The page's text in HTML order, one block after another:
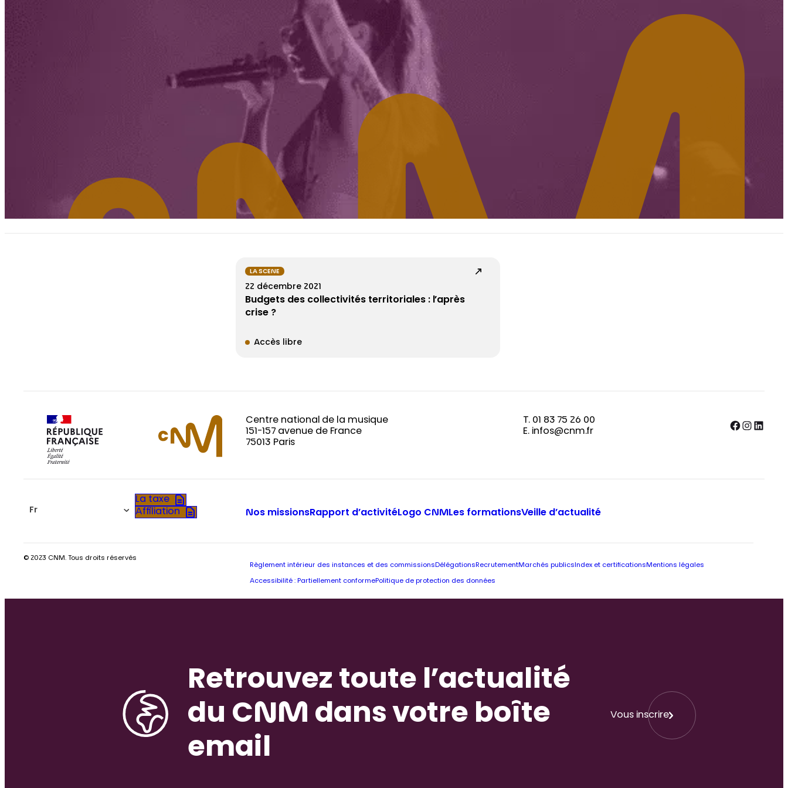
LA SCENE
22 décembre 2021
Budgets des collectivités territoriales : l’après
crise ?
Accès libre
Centre national de la musique
151-157 avenue de France
75013 Paris
T. 01 83 75 26 00
E. infos@cnm.fr
Facebook InstagramLinkedIn
Fr
La taxe
Affiliation
Nos missionsRapport d’activitéLogo CNMLes formationsVeille d’actualité
© 2023 CNM. Tous droits réservés
Règlement intérieur des instances et des commissions Délégations RecrutementMarchés publics Index et certifications Mentions légales
Accessibilité : Partiellement conformePolitique de protection des données
Retrouvez toute l’actualité
du CNM dans votre boîte
email
Vous inscrire